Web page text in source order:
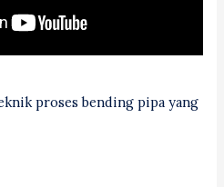
proses bending pipa yang